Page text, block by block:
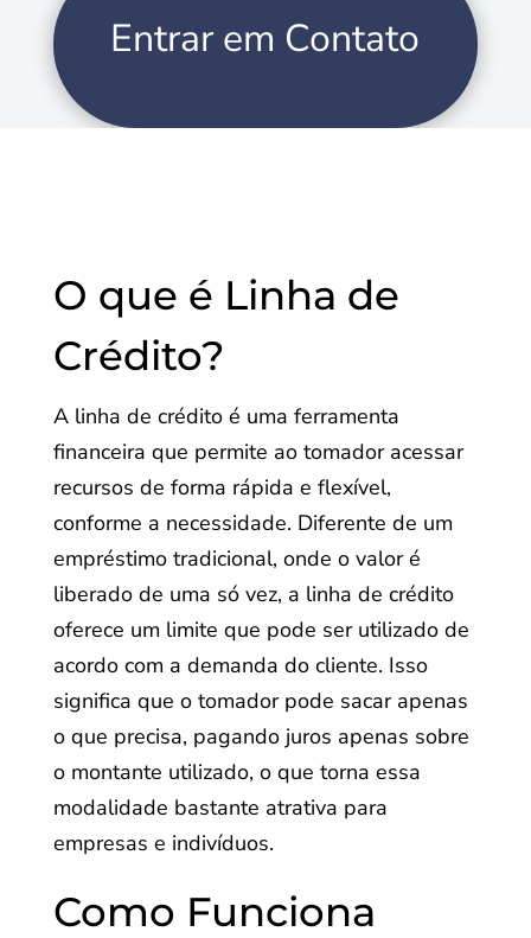
Entrar em Contato
O que é Linha de
Crédito?
A linha de crédito é uma ferramenta
financeira que permite ao tomador acessar
recursos de forma rápida e flexível,
conforme a necessidade. Diferente de um
empréstimo tradicional, onde o valor é
liberado de uma só vez, a linha de crédito
oferece um limite que pode ser utilizado de
acordo com a demanda do cliente. Isso
significa que o tomador pode sacar apenas
o que precisa, pagando juros apenas sobre
o montante utilizado, o que torna essa
modalidade bastante atrativa para
empresas e indivíduos.
Como Funciona